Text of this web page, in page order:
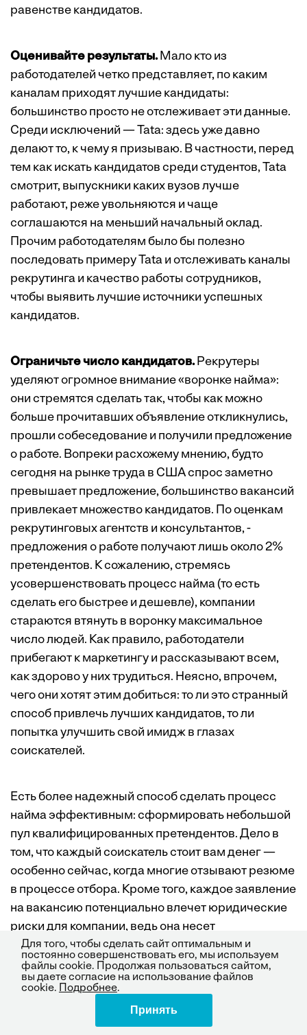
равенстве кандидатов.
Оценивайте результаты.Мало кто из
работодателей четко представляет, по каким
каналам приходят лучшие кандидаты:
большинство просто не отслеживает эти данные.
Среди исключений — Tata: здесь уже давно
делают то, к чему я призываю. В частности, перед
тем как искать кандидатов среди студентов, Tata
смотрит, выпускники каких вузов лучше
работают, реже увольняются и чаще
соглашаются на меньший начальный оклад.
Прочим работодателям было бы полезно
последовать примеру Tata и отслеживать каналы
рекрутинга и качество работы сотрудников,
чтобы выявить лучшие источники успешных
кандидатов.
Ограничьте число кандидатов.Рекрутеры
уделяют огромное внимание «воронке найма»:
они стремятся сделать так, чтобы как можно
больше прочитавших объявление откликнулись,
прошли собеседование и получили предложение
о работе. Вопреки расхожему мнению, будто
сегодня на рынке труда в США спрос заметно
превышает предложение, большинство вакансий
привлекает множество кандидатов. По оценкам
рекрутинговых агентств и ­консультантов, ­
предложения о работе получают лишь около 2%
претендентов. К сожалению, стремясь
усовершенствовать процесс найма (то есть
сделать его быстрее и дешевле), компании
стараются втянуть в воронку максимальное
число людей. Как правило, работодатели
прибегают к маркетингу и рассказывают всем,
как здорово у них трудиться. Неясно, впрочем,
чего они хотят этим добиться: то ли это странный
способ привлечь лучших кандидатов, то ли
попытка улучшить свой имидж в глазах
соискателей.
Есть более надежный способ сделать процесс
найма эффективным: сформировать небольшой
пул квали­фицированных претендентов. Дело в
том, что каждый соискатель стоит вам денег —
особенно сейчас, когда многие отзывают резюме
в процессе отбора. Кроме того, каждое заявление
на вакансию потенциально влечет юридические
риски для компании, ведь она несет
определенные обязательства и перед
кандидатами (например, о недискриминации), и
перед сотрудниками. Втягивая в гигантскую
множество людей, большинство из которых
Для того, чтобы сделать сайт оптимальным и
постоянно совершенствовать его, мы используем
файлы cookie. Продолжая пользоваться сайтом,
вы даете согласие на использование файлов
cookie.
Подробнее.
Принять